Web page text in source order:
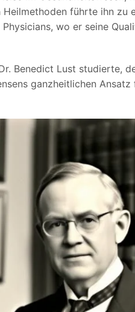
führte ihn zu
wo er seine
Benedict Lust studierte,
ganzheitlichen